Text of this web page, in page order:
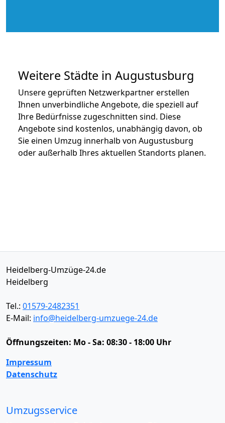
Weitere Städte in Augustusburg
Unsere geprüften Netzwerkpartner erstellen
Ihnen unverbindliche Angebote, die speziell auf
Ihre Bedürfnisse zugeschnitten sind. Diese
Angebote sind kostenlos, unabhängig davon, ob
Sie einen Umzug innerhalb von Augustusburg
oder außerhalb Ihres aktuellen Standorts planen.
Heidelberg-Umzüge-24.de
Heidelberg
Tel.: 01579-2482351
E-Mail: info@heidelberg-umzuege-24.de
Öffnungszeiten: Mo - Sa: 08:30 - 18:00 Uhr
Impressum
Datenschutz
Umzugsservice